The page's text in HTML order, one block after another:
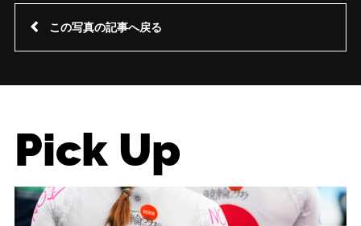
この写真の記事へ戻る
Pick Up